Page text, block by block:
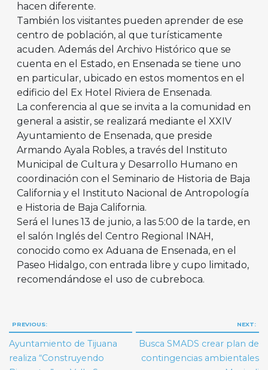
hacen diferente.
También los visitantes pueden aprender de ese
centro de población, al que turísticamente
acuden. Además del Archivo Histórico que se
cuenta en el Estado, en Ensenada se tiene uno
en particular, ubicado en estos momentos en el
edificio del Ex Hotel Riviera de Ensenada.
La conferencia al que se invita a la comunidad en
general a asistir, se realizará mediante el XXIV
Ayuntamiento de Ensenada, que preside
Armando Ayala Robles, a través del Instituto
Municipal de Cultura y Desarrollo Humano en
coordinación con el Seminario de Historia de Baja
California y el Instituto Nacional de Antropología
e Historia de Baja California.
Será el lunes 13 de junio, a las 5:00 de la tarde, en
el salón Inglés del Centro Regional INAH,
conocido como ex Aduana de Ensenada, en el
Paseo Hidalgo, con entrada libre y cupo limitado,
recomendándose el uso de cubreboca.
Navegación
de
entradas
PREVIOUS:
Ayuntamiento de Tijuana
realiza “Construyendo
NEXT:
Busca SMADS crear plan de
contingencias ambientales